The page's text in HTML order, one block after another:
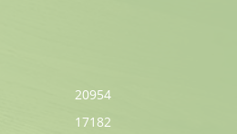
20954
17182